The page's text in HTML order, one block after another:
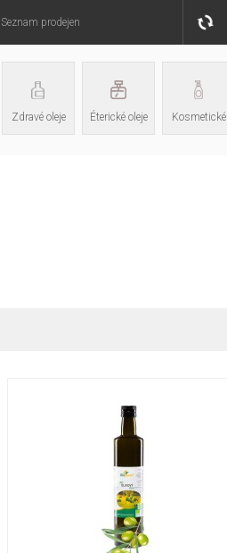
Seznam prodejen
Zdravé oleje Éterické oleje Kosmetické